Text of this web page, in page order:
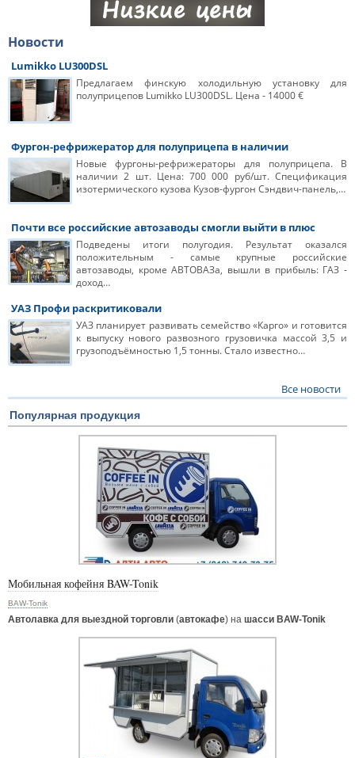
Новости
Lumikko LU300DSL
Предлагаем финскую холодильную установку для
полуприцепов Lumikko LU300DSL. Цена - 14000 €
Фургон-рефрижератор для полуприцепа в наличии
Новые фургоны-рефрижераторы для полуприцепа. В
наличии 2 шт. Цена: 700 000 руб/шт. Спецификация
изотермического кузова Кузов-фургон Сэндвич-панель,…
Почти все российские автозаводы смогли выйти в плюс
Подведены итоги полугодия. Результат оказался
положительным - самые крупные российские
автозаводы, кроме АВТОВАЗа, вышли в прибыль: ГАЗ -
доход…
УАЗ Профи раскритиковали
УАЗ планирует развивать семейство «Карго» и готовится
к выпуску нового развозного грузовичка массой 3,5 и
грузоподъёмностью 1,5 тонны. Стало известно…
Все новости
Популярная продукция
Мобильная кофейня BAW-Tonik
BAW-Tonik
Автолавка для выездной торговли (автокафе) на шасси BAW-Tonik